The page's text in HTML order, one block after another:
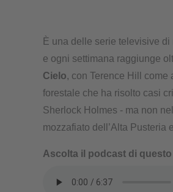
È una delle serie televisive
e ogni settimana raggiunge
Cielo, con Terence Hill come
forestale che ha risolto casi
Sherlock Holmes - ma non
mozzafiato dell’Alta Pusteria
Ascolta il podcast di